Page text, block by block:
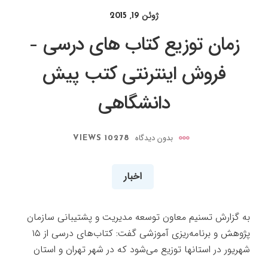
ژوئن 19, 2015
زمان توزیع کتاب های درسی –
فروش اینترنتی کتب پیش
دانشگاهی
بدون دیدگاه 10278 VIEWS
اخبار
به گزارش تسنیم معاون توسعه مدیریت و پشتیبانی سازمان
پژوهش و برنامه‌ریزی آموزشی گفت: کتاب‌های درسی از ۱۵
شهریور در استانها توزیع می‌شود که در شهر تهران و استان